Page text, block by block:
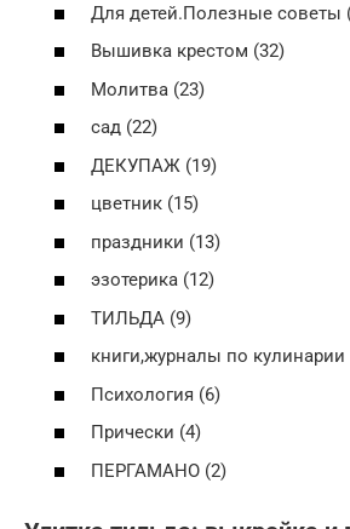
Для детей.Полезные советы
Вышивка крестом (32)
Молитва (23)
сад (22)
ДЕКУПАЖ (19)
цветник (15)
праздники (13)
эзотерика (12)
ТИЛЬДА (9)
книги,журналы по кулинарии
Психология (6)
Прически (4)
ПЕРГАМАНО (2)